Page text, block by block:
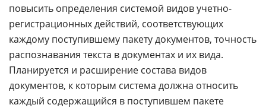
повысить определения системой видов учетно-
регистрационных действий, соответствующих
каждому поступившему пакету документов, точность
распознавания текста в документах и их вида.
Планируется и расширение состава видов
документов, к которым система должна относить
каждый содержащийся в поступившем пакете